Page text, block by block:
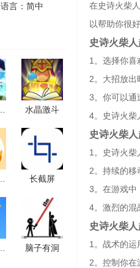
语言：简中
水晶激斗
长截屏
脑子有洞
在史诗火柴
以帮助你很
史诗火柴
1。选择你喜
2。大招放出
3。你可以通
4。史诗火柴
史诗火柴
1。史诗火柴
2。持续的移
3。在游戏中
4。激烈的混
史诗火柴
1。战术的运
2。控制你在